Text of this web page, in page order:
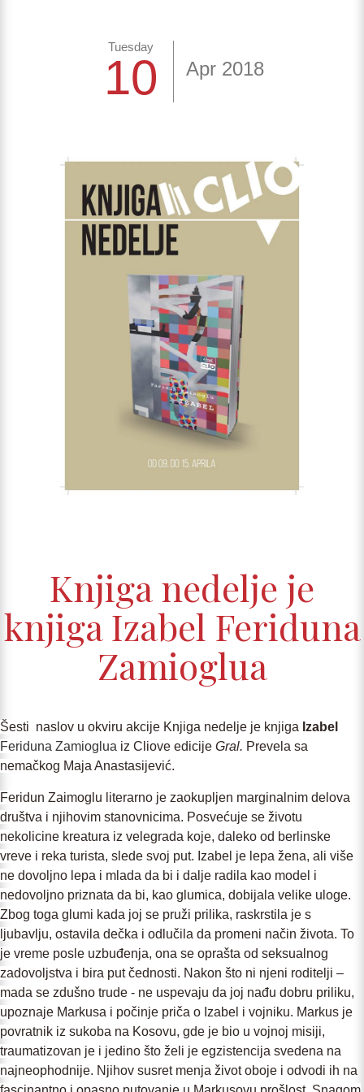
Tuesday
10 Apr 2018
Knjiga nedelje je
knjiga Izabel Feriduna
Zamioglua
Šesti naslov u okviru akcije Knjiga nedelje je knjiga Izabel
Feriduna Zamioglua iz Cliove edicije Gral. Prevela sa
nemačkog Maja Anastasijević.
Feridun Zaimoglu literarno je zaokupljen marginalnim delova
društva i njihovim stanovnicima. Posvećuje se životu
nekolicine kreatura iz velegrada koje, daleko od berlinske
vreve i reka turista, slede svoj put. Izabel je lepa žena, ali više
ne dovoljno lepa i mlada da bi i dalje radila kao model i
nedovoljno priznata da bi, kao glumica, dobijala velike uloge.
Zbog toga glumi kada joj se pruži prilika, raskrstila je s
ljubavlju, ostavila dečka i odlučila da promeni način života. To
je vreme posle uzbuđenja, ona se oprašta od seksualnog
zadovoljstva i bira put čednosti. Nakon što ni njeni roditelji –
mada se zdušno trude - ne uspevaju da joj nađu dobru priliku,
upoznaje Markusa i počinje priča o Izabel i vojniku. Markus je
povratnik iz sukoba na Kosovu, gde je bio u vojnoj misiji,
traumatizovan je i jedino što želi je egzistencija svedena na
najneophodnije. Njihov susret menja život oboje i odvodi ih na